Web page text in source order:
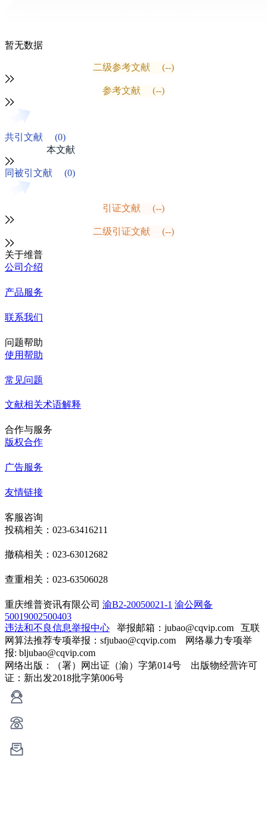
暂无数据
二级参考文献 (--)
参考文献 (--)
共引文献
(0)
本文献
同被引文献 (0)
引证文献 (--)
二级引证文献 (--)
关于维普
公司介绍
产品服务
联系我们
问题帮助
使用帮助
常见问题
文献相关术语解释
合作与服务
版权合作
广告服务
友情链接
客服咨询
投稿相关：023-63416211
撤稿相关：023-63012682
查重相关：023-63506028
重庆维普资讯有限公司 渝B2-20050021-1 渝公网备
50019002500403
违法和不良信息举报中心 举报邮箱：jubao@cqvip.com 互联
网算法推荐专项举报：sfjubao@cqvip.com 网络暴力专项举
报: bljubao@cqvip.com
网络出版：（署）网出证（渝）字第014号 出版物经营许可
证：新出发2018批字第006号